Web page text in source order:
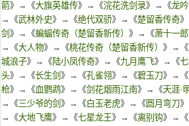
箭》→《大旗英雄传》→《浣花洗剑录》→《龙
→《武林外史》→《绝代双骄》→《楚留香传奇
剑 》→《蝙蝠传奇（楚留香新传） 》→《萧十一郎
→《大人物》→《桃花传奇（楚留香新传） 》→《
城浪子》→《陆小凤传奇》→《九月鹰飞》→《
头》→《长生剑 》→《孔雀翎》→《碧玉刀》→《
枪》→《血鹦鹉》→《剑花烟雨江南》→《天涯·
→《三少爷的剑 》→《白玉老虎》→《 圆月弯刀
→《大地飞鹰》→《七星龙王》→《离别钩》→《